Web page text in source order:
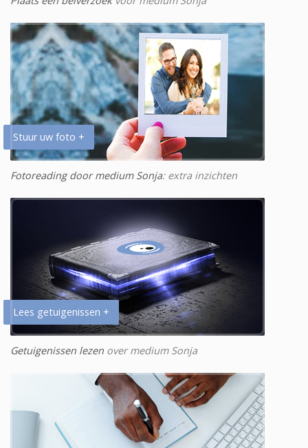
Stuur uw foto +
Fotoreading door medium Sonja: extra inzichten
Lees getuigenissen +
Getuigenissen lezen over medium Sonja